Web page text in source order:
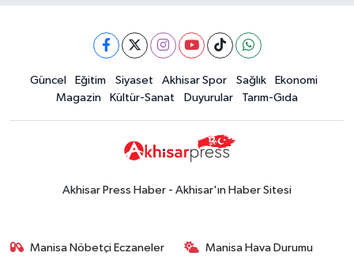
Güncel Eğitim Siyaset Akhisar Spor Sağlık
Ekonomi
Magazin
Kültür-Sanat Duyurular Tarım-Gıda
Akhisar Press Haber - Akhisar'ın Haber Sitesi
Manisa Nöbetçi Eczaneler Manisa Hava Durumu